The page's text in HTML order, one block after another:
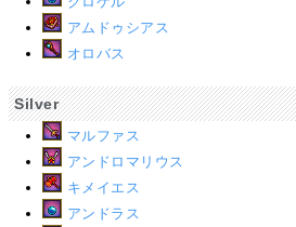
アムドゥシアス
オロバス
Silver
マルファス
アンドロマリウス
キメイエス
アンドラス